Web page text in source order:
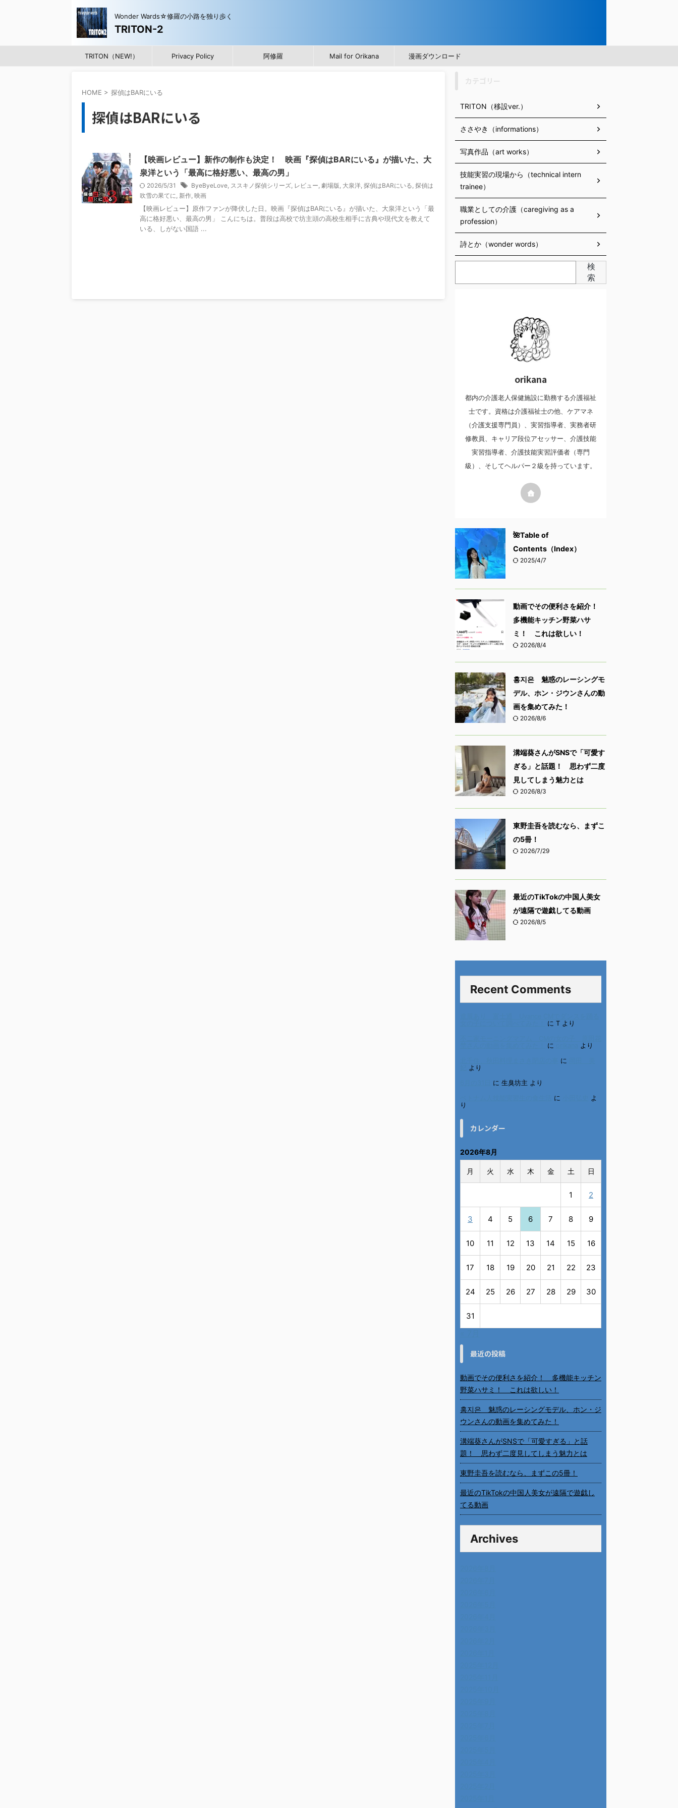
Wonder Wards☆修羅の小路を独り歩く
TRITON-2
TRITON（NEW!） Privacy Policy 阿修羅 Mail for Orikana 漫画ダウンロード
HOME > 探偵はBARにいる
探偵はBARにいる
【映画レビュー】新作の制作も決定！ 映画『探偵はBARにいる』が描いた、大
泉洋という「最高に格好悪い、最高の男」
2026/5/31 ByeByeLove, ススキノ探偵シリーズ, レビュー, 劇場版, 大泉洋, 探偵はBARにいる, 探偵は
吹雪の果てに, 新作, 映画
【映画レビュー】原作ファンが降伏した日。映画『探偵はBARにいる』が描いた、大泉洋という「最
高に格好悪い、最高の男」 こんにちは。普段は高校で坊主頭の高校生相手に古典や現代文を教えて
いる、しがない国語 ...
TRITON（移設ver.）
ささやき（informations）
写真作品（art works）
技能実習の現場から（technical intern
trainee）
職業としての介護（caregiving as a
profession）
詩とか（wonder words）
検
索
orikana
都内の介護老人保健施設に勤務する介護福祉
士です。資格は介護福祉士の他、ケアマネ
（介護支援専門員）、実習指導者、実務者研
修教員、キャリア段位アセッサー、介護技能
実習指導者、介護技能実習評価者（専門
級）、そしてヘルパー２級を持っています。
🌺Table of
Contents（Index）
2025/4/7
動画でその便利さを紹介！
多機能キッチン野菜ハサ
ミ！ これは欲しい！
2026/8/4
홍지은 魅惑のレーシングモ
デル、ホン・ジウンさんの動
画を集めてみた！
2026/8/6
溝端葵さんがSNSで「可愛す
ぎる」と話題！ 思わず二度
見してしまう魅力とは
2026/8/3
東野圭吾を読むなら、まずこ
の5冊！
2026/7/29
最近のTikTokの中国人美女
が遠隔で遊戯してる動画
2026/8/5
Recent Comments
に T より
に
より
に
より
に 生臭坊主 より
に
よ
り
カレンダー
2026年8月
月 火 水 木 金 土 日
1 2
3 4 5 6 7 8 9
10 11 12 13 14 15 16
17 18 19 20 21 22 23
24 25 26 27 28 29 30
31
最近の投稿
動画でその便利さを紹介！ 多機能キッチン
野菜ハサミ！ これは欲しい！
홍지은 魅惑のレーシングモデル、ホン・ジ
ウンさんの動画を集めてみた！
溝端葵さんがSNSで「可愛すぎる」と話
題！ 思わず二度見してしまう魅力とは
東野圭吾を読むなら、まずこの5冊！
最近のTikTokの中国人美女が遠隔で遊戯し
てる動画
Archives